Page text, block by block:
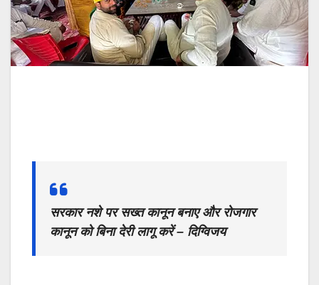
सरकार नशे पर सख्त कानून बनाए और रोजगार
कानून को बिना देरी लागू करें – दिग्विजय